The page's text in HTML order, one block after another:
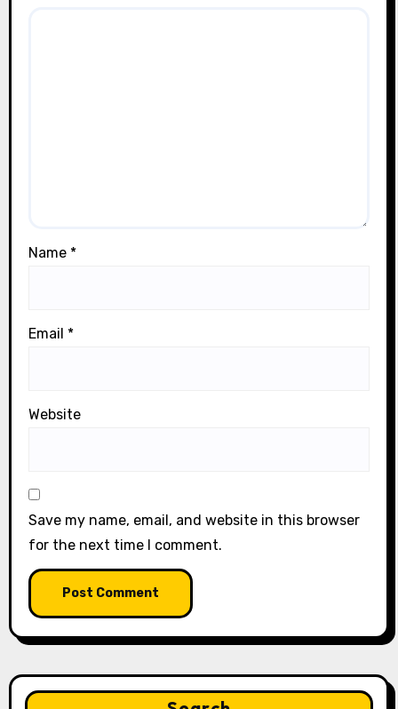
Name *
Email *
Website
Save my name, email, and website in this browser
for the next time I comment.